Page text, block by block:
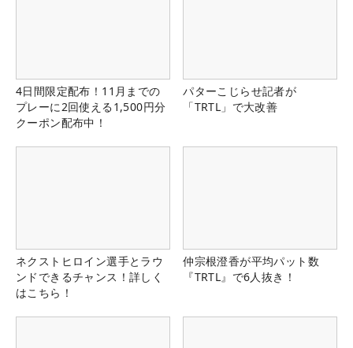
4日間限定配布！11月までの
プレーに2回使える1,500円分
クーポン配布中！
パターこじらせ記者が
「TRTL」で大改善
ネクストヒロイン選手とラウ
ンドできるチャンス！詳しく
はこちら！
仲宗根澄香が平均パット数
『TRTL』で6人抜き！